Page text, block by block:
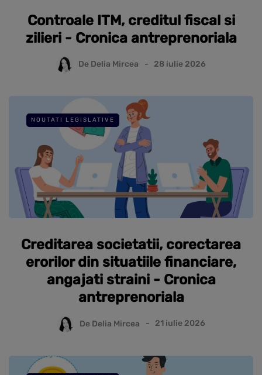
Controale ITM, creditul fiscal si
zilieri - Cronica antreprenoriala
De Delia Mircea 28 iulie 2026
NOUTATI LEGISLATIVE
Creditarea societatii, corectarea
erorilor din situatiile financiare,
angajati straini - Cronica
antreprenoriala
De Delia Mircea 21 iulie 2026